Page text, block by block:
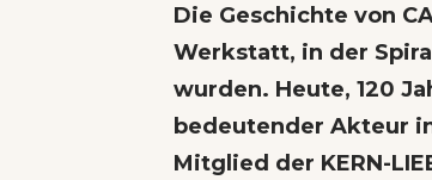
Die Geschichte von
Werkstatt, in der
wurden. Heute, 120
bedeutender Akteur
Mitglied der KERN-